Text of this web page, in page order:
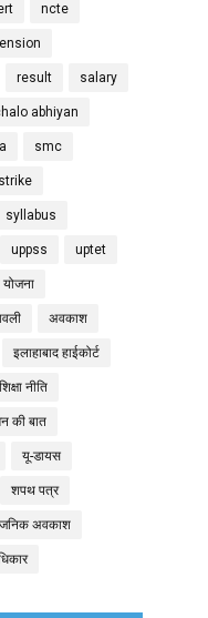
ncte
result salary
abhiyan
smc
strike
syllabus
uppss uptet
अवकाश
इलाहाबाद हाईकोर्ट
नीति
की बात
यू-डायस
शपथ पत्र
अवकाश